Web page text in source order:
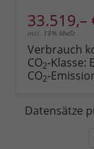
33.519,–
incl. 19% MwSt.
Verbrauch
CO2-Klasse: E
CO2-
Datensätze